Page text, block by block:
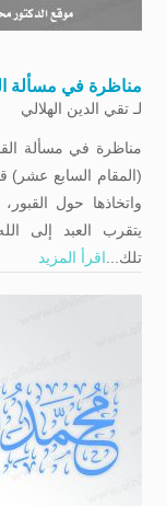
مناظرة في مسألة
لـتقي الدين الهلالي
(المقام السابع عشر)
واتخاذها حول
يتقرب العبد إلى
تلك...اقرأ المزيد